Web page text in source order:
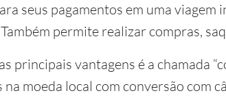
seus pagamentos em uma
permite realizar compras,
principais vantagens é a chamada
na moeda local com conversão com